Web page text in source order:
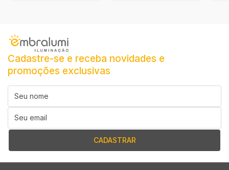
Cadastre-se e receba novidades e
promoções exclusivas